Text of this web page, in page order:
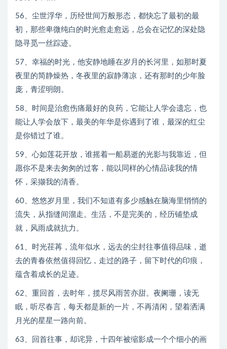
56、尘世浮华，历经世间万般形态，都快忘了最初的最
初，那些卑微纯白的时光愈走愈远，总会在记忆的深处隐
隐寻觅一丝踪迹。
57、幸福的时光，他安静地睡在岁月的长河里，如那时夏
夜里的简静燥热，冬夜里的寂静薄凉，还有那时的少年脸
庞，青涩明朗。
58、时间是治愈伤痛最好的良药，它能让人学会遗忘，也
能让人学会放下，最美的年华是你遇到了谁，最深的红尘
是你错过了谁。
59、心如莲花开放，谁摇着一船易逝的光影与我靠近，但
愿你不是来去匆匆的过客，能以同样的心情品读我的情
怀，采撷我的清香。
60、悠悠岁月里，我们不知道有多少感触在脑海里悄悄的
流失，从指缝间溜走。生活，不是完美的，经历铺垫成
就，风雨成就抗力。
61、时光荏苒，流年似水，远去的尘封往事值得品味，逝
去的青春依然值得回忆，走过的路子，留下时代的印痕，
蕴含着成长的足迹。
62、重回首，去时年，揽尽风雨苦亦甜。夜阑珊，读无
眠，听尽春言，每天都是新的一片，不再清闲，望着洒满
月光的星星一路向前。
63、回首往事，却诧异，十四年被缩影成一个个细小的画